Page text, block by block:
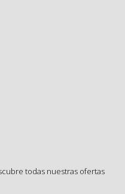
todas nuestras ofertas